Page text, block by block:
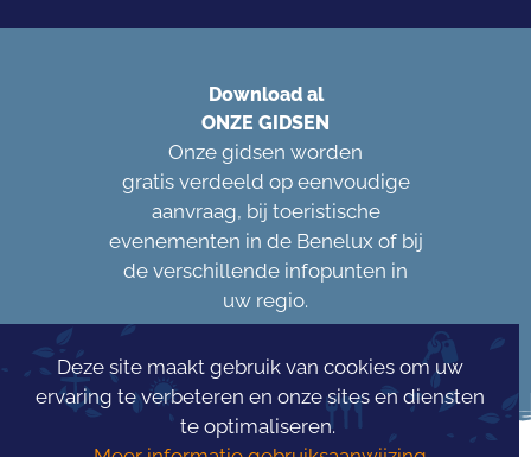
Download al
ONZE GIDSEN
Onze gidsen worden
gratis verdeeld op eenvoudige
aanvraag, bij toeristische
evenementen in de Benelux of bij
de verschillende infopunten in
uw regio.
Deze site maakt gebruik van cookies om uw
ervaring te verbeteren en onze sites en diensten
te optimaliseren.